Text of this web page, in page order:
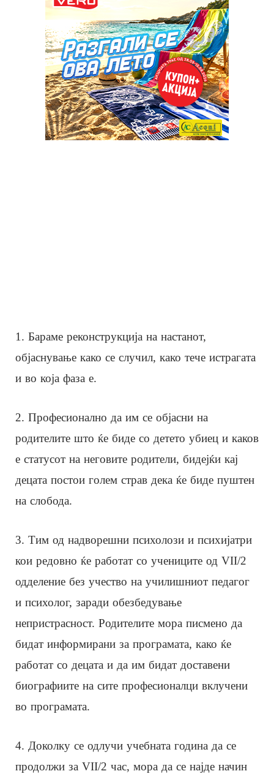
1. Бараме реконструкција на настанот,
објаснување како се случил, како тече истрагата
и во која фаза е.
2. Професионално да им се објасни на
родителите што ќе биде со детето убиец и каков
е статусот на неговите родители, бидејќи кај
децата постои голем страв дека ќе биде пуштен
на слобода.
3. Тим од надворешни психолози и психијатри
кои редовно ќе работат со учениците од VII/2
одделение без учество на училишниот педагог
и психолог, заради обезбедување
непристрасност. Родителите мора писмено да
бидат информирани за програмата, како ќе
работат со децата и да им бидат доставени
биографиите на сите професионалци вклучени
во програмата.
4. Доколку се одлучи учебната година да се
продолжи за VII/2 час, мора да се најде начин